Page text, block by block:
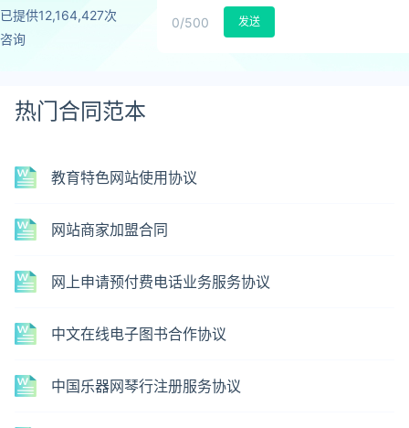
已提供12,164,427次
咨询
0/500 发送
热门合同范本
教育特色网站使用协议
网站商家加盟合同
网上申请预付费电话业务服务协议
中文在线电子图书合作协议
中国乐器网琴行注册服务协议